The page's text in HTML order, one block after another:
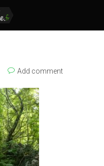
Add comment